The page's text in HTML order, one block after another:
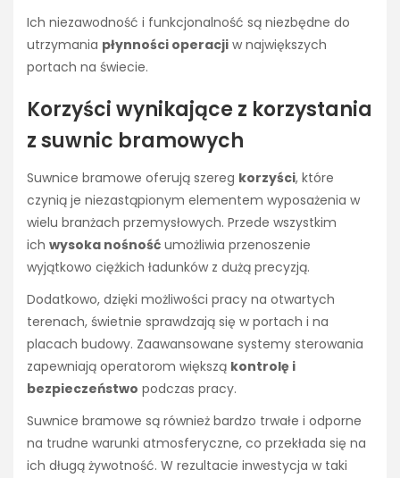
Ich niezawodność i funkcjonalność są niezbędne do
utrzymania płynności operacji w największych
portach na świecie.
Korzyści wynikające z korzystania
z suwnic bramowych
Suwnice bramowe oferują szereg korzyści, które
czynią je niezastąpionym elementem wyposażenia w
wielu branżach przemysłowych. Przede wszystkim
ich wysoka nośność umożliwia przenoszenie
wyjątkowo ciężkich ładunków z dużą precyzją.
Dodatkowo, dzięki możliwości pracy na otwartych
terenach, świetnie sprawdzają się w portach i na
placach budowy. Zaawansowane systemy sterowania
zapewniają operatorom większą kontrolę i
bezpieczeństwo podczas pracy.
Suwnice bramowe są również bardzo trwałe i odporne
na trudne warunki atmosferyczne, co przekłada się na
ich długą żywotność. W rezultacie inwestycja w taki